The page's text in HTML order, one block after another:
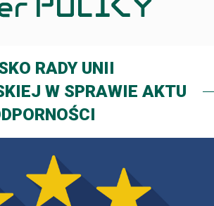
RADY UNII
W SPRAWIE AKTU